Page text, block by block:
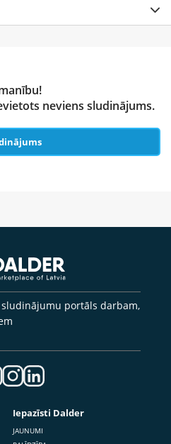
neviens sludinājums.
portāls darbam,
Iepazīsti Dalder
JAUNUMI